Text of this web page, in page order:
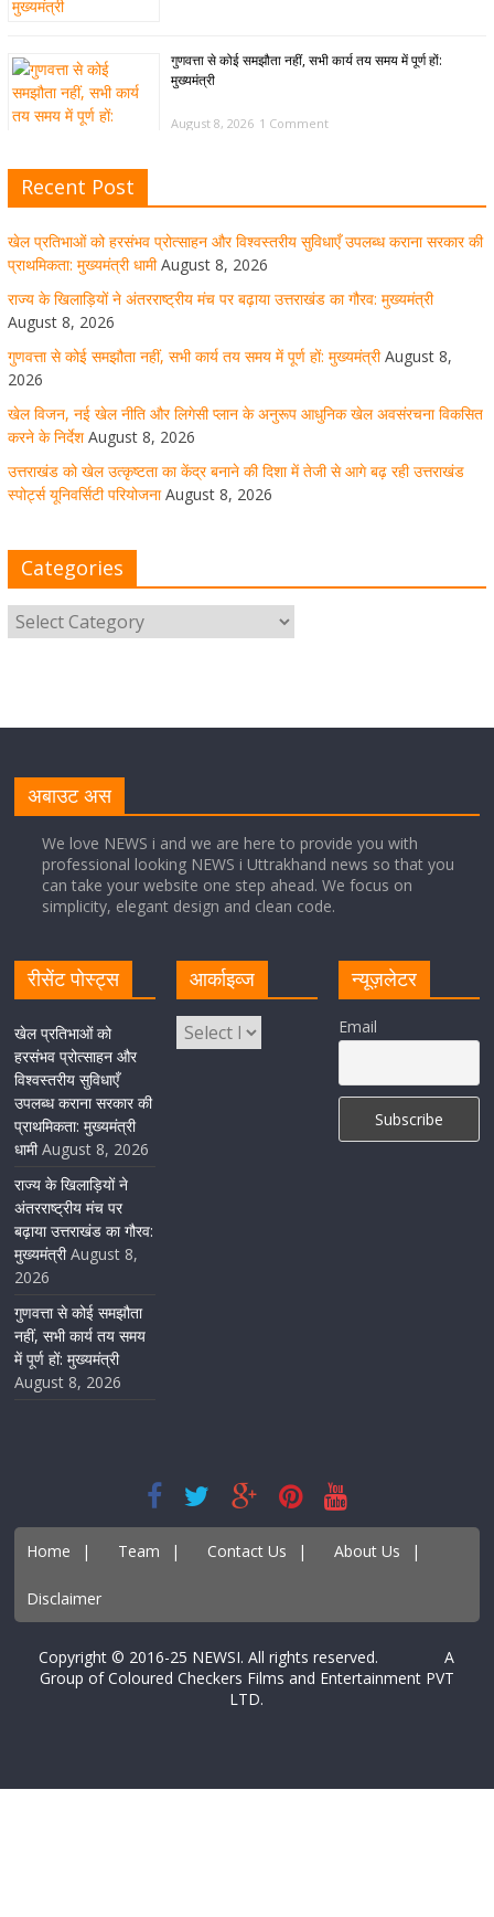
गुणवत्ता से कोई समझौता नहीं, सभी कार्य तय समय में पूर्ण हों:
मुख्यमंत्री
August 8, 2026 1 Comment
अवसंरचना विकसित करने के निर्देश
1 Comment
उत्तराखंड को खेल उत्कृष्टता का केंद्र बनाने की दिशा में तेजी से आगे
बढ़ रही उत्तराखंड स्पोर्ट्स यूनिवर्सिटी परियोजना
August 8, 2026 1 Comment
मुख्य सचिव ने कहा- कौशल विकास से संबंधित सभी विभाग एक
Cabinet Baithak: उत्तराखंड में श्रमिकों को हर महीने 7 तारीख
तक मिलेगी मजदूरी, ओवरटाइम पर मिलेगा दोगुना भुगतान
केंद्रीय रेल मंत्री ने मुख्यमंत्री के अनुरोध पर बनबसा रेलवे स्टेशन पर
अमृतसर–टनकपुर एक्सप्रेस के ठहराव को स्वीकृति
Recent Post
खेल प्रतिभाओं को हरसंभव प्रोत्साहन और विश्वस्तरीय सुविधाएँ उपलब्ध कराना सरकार की
प्राथमिकता: मुख्यमंत्री धामी August 8, 2026
राज्य के खिलाड़ियों ने अंतरराष्ट्रीय मंच पर बढ़ाया उत्तराखंड का गौरव: मुख्यमंत्री
August 8, 2026
गुणवत्ता से कोई समझौता नहीं, सभी कार्य तय समय में पूर्ण हों: मुख्यमंत्री August 8,
2026
खेल विजन, नई खेल नीति और लिगेसी प्लान के अनुरूप आधुनिक खेल अवसंरचना विकसित
करने के निर्देश August 8, 2026
उत्तराखंड को खेल उत्कृष्टता का केंद्र बनाने की दिशा में तेजी से आगे बढ़ रही उत्तराखंड
स्पोर्ट्स यूनिवर्सिटी परियोजना August 8, 2026
Categories
अबाउट अस
We love NEWS i and we are here to provide you with
professional looking NEWS i Uttrakhand news so that you
can take your website one step ahead. We focus on
simplicity, elegant design and clean code.
रीसेंट पोस्ट्स
खेल प्रतिभाओं को
हरसंभव प्रोत्साहन और
विश्वस्तरीय सुविधाएँ
उपलब्ध कराना सरकार की
प्राथमिकता: मुख्यमंत्री
धामी August 8, 2026
राज्य के खिलाड़ियों ने
अंतरराष्ट्रीय मंच पर
बढ़ाया उत्तराखंड का गौरव:
मुख्यमंत्री August 8,
2026
गुणवत्ता से कोई समझौता
नहीं, सभी कार्य तय समय
में पूर्ण हों: मुख्यमंत्री
August 8, 2026
आर्काइव्ज न्यूज़लेटर
Email
Home | Team | Contact Us | About Us |
Disclaimer
Copyright © 2016-25 NEWSI. All rights reserved. A
Group of Coloured Checkers Films and Entertainment PVT
LTD.